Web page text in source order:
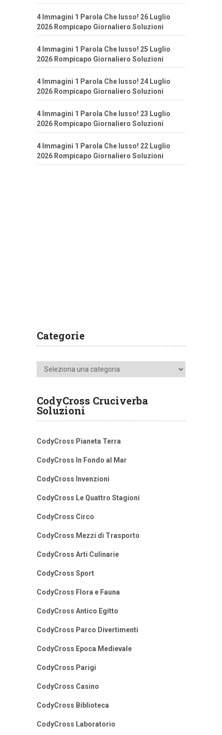
4 Immagini 1 Parola Che lusso! 26 Luglio
2026 Rompicapo Giornaliero Soluzioni
4 Immagini 1 Parola Che lusso! 25 Luglio
2026 Rompicapo Giornaliero Soluzioni
4 Immagini 1 Parola Che lusso! 24 Luglio
2026 Rompicapo Giornaliero Soluzioni
4 Immagini 1 Parola Che lusso! 23 Luglio
2026 Rompicapo Giornaliero Soluzioni
4 Immagini 1 Parola Che lusso! 22 Luglio
2026 Rompicapo Giornaliero Soluzioni
Categorie
Categorie
CodyCross Cruciverba
Soluzioni
CodyCross Pianeta Terra
CodyCross In Fondo al Mar
CodyCross Invenzioni
CodyCross Le Quattro Stagioni
CodyCross Circo
CodyCross Mezzi di Trasporto
CodyCross Arti Culinarie
CodyCross Sport
CodyCross Flora e Fauna
CodyCross Antico Egitto
CodyCross Parco Divertimenti
CodyCross Epoca Medievale
CodyCross Parigi
CodyCross Casino
CodyCross Biblioteca
CodyCross Laboratorio